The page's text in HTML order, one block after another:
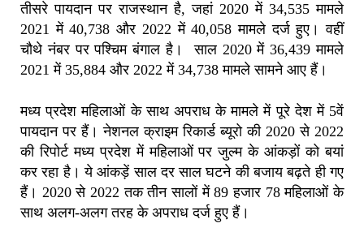
तीसरे पायदान पर राजस्थान है, जहां 2020 में 34,535 मामले
2021 में 40,738 और 2022 में 40,058 मामले दर्ज हुए। वहीं
चौथे नंबर पर पश्चिम बंगाल है। साल 2020 में 36,439 मामले
2021 में 35,884 और 2022 में 34,738 मामले सामने आए हैं।
मध्य प्रदेश महिलाओं के साथ अपराध के मामले में पूरे देश में 5वें
पायदान पर हैं। नेशनल क्राइम रिकार्ड ब्यूरो की 2020 से 2022
की रिपोर्ट मध्य प्रदेश में महिलाओं पर जुल्म के आंकड़ों को बयां
कर रहा है। ये आंकड़ें साल दर साल घटने की बजाय बढ़ते ही गए
हैं। 2020 से 2022 तक तीन सालों में 89 हजार 78 महिलाओं के
साथ अलग-अलग तरह के अपराध दर्ज हुए हैं।